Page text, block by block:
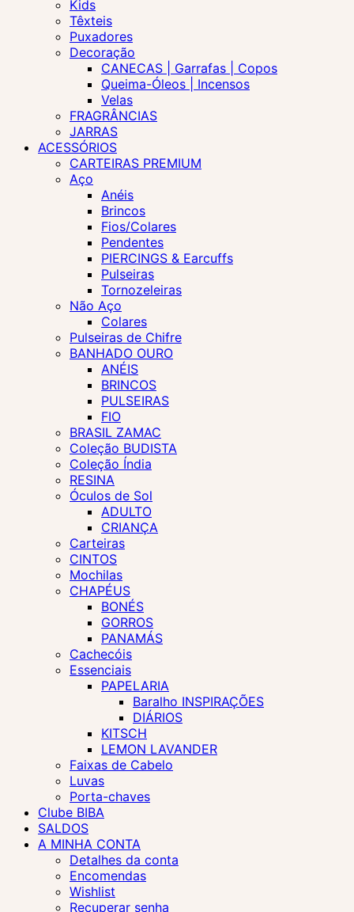
Kids
Têxteis
Puxadores
Decoração
CANECAS | Garrafas | Copos
Queima-Óleos | Incensos
Velas
FRAGRÂNCIAS
JARRAS
ACESSÓRIOS
CARTEIRAS PREMIUM
Aço
Anéis
Brincos
Fios/Colares
Pendentes
PIERCINGS & Earcuffs
Pulseiras
Tornozeleiras
Não Aço
Colares
Pulseiras de Chifre
BANHADO OURO
ANÉIS
BRINCOS
PULSEIRAS
FIO
BRASIL ZAMAC
Coleção BUDISTA
Coleção Índia
RESINA
Óculos de Sol
ADULTO
CRIANÇA
Carteiras
CINTOS
Mochilas
CHAPÉUS
BONÉS
GORROS
PANAMÁS
Cachecóis
Essenciais
PAPELARIA
Baralho INSPIRAÇÕES
DIÁRIOS
KITSCH
LEMON LAVANDER
Faixas de Cabelo
Luvas
Porta-chaves
Clube BIBA
SALDOS
A MINHA CONTA
Detalhes da conta
Encomendas
Wishlist
Recuperar senha